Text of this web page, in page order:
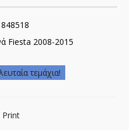
Fiesta 2008-2015
τεμάχια!
Print